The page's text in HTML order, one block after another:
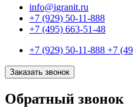
info@igranit.ru
+7 (929) 50-11-888
+7 (495) 663-51-48
+7 (929) 50-11-888 +7
Заказать звонок
Обратный звонок